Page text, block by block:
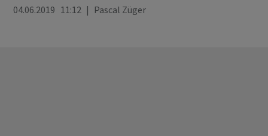
04.06.2019 11:12 Pascal Züger